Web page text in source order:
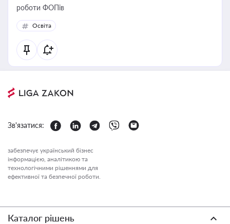
роботи ФОПів
Освіта
Зв'язатися:
забезпечує український бізнес
інформацією, аналітикою та
технологічними рішеннями для
ефективної та безпечної роботи.
Каталог рішень